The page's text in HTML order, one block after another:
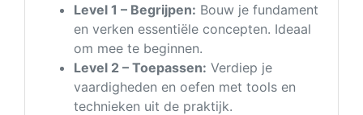
Level 1 – Begrijpen: Bouw je fundament
en verken essentiële concepten. Ideaal
om mee te beginnen.
Level 2 – Toepassen: Verdiep je
vaardigheden en oefen met tools en
technieken uit de praktijk.